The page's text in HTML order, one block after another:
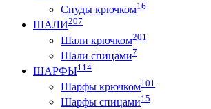
Снуды крючком16
ШАЛИ207
Шали крючком201
Шали спицами7
ШАРФЫ114
Шарфы крючком101
Шарфы спицами15